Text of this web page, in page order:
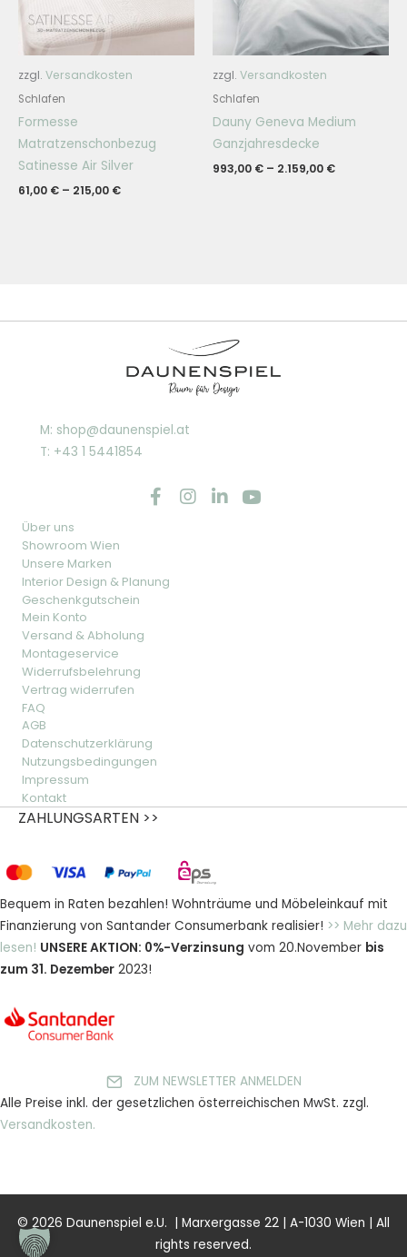
zzgl. Versandkosten
Schlafen
Formesse
Matratzenschonbezug
Satinesse Air Silver
61,00 € – 215,00 €
zzgl. Versandkosten
Schlafen
Dauny Geneva Medium
Ganzjahresdecke
993,00 € – 2.159,00 €
M: shop@daunenspiel.at
T: +43 1 5441854
Über uns
Showroom Wien
Unsere Marken
Interior Design & Planung
Geschenkgutschein
Mein Konto
Versand & Abholung
Montageservice
Widerrufsbelehrung
Vertrag widerrufen
FAQ
AGB
Datenschutzerklärung
Nutzungsbedingungen
Impressum
Kontakt
ZAHLUNGSARTEN >>
Bequem in Raten bezahlen! Wohnträume und Möbeleinkauf mit
Finanzierung von Santander Consumerbank realisier! >> Mehr dazu
lesen! UNSERE AKTION: 0%-Verzinsung vom 20.November bis
zum 31. Dezember 2023!
ZUM NEWSLETTER ANMELDEN
Alle Preise inkl. der gesetzlichen österreichischen MwSt. zzgl.
Versandkosten.
© 2026 Daunenspiel e.U. | Marxergasse 22 | A-1030 Wien | All
rights reserved.